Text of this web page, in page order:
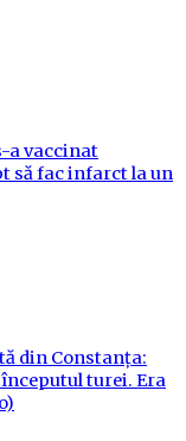
a vaccinat
să fac infarct la un
din Constanța:
începutul turei. Era